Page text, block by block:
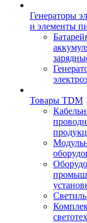
Генераторы
и элементы
Товары TDM